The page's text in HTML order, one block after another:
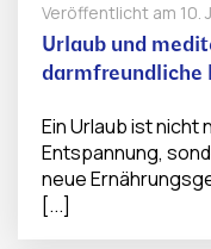
Veröffentlicht am 10.
Urlaub und
darmfreundliche
Ein Urlaub ist nicht
Entspannung,
neue
[...]